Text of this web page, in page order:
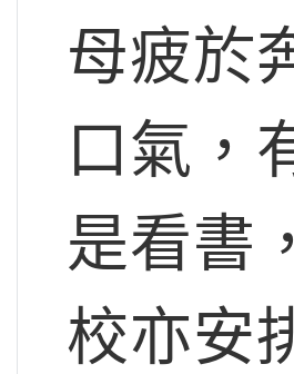
母疲於
口氣，
是看書
校亦安